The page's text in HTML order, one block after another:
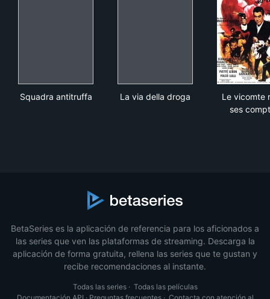
Squadra antitruffa La via della droga
Le vicomte
ses
BetaSeries es la aplicación de referencia para los aficionados a
las series que ven las plataformas de streaming. Descarga la
aplicación de forma gratuita, rellena las series que te gustan y
recibe recomendaciones al instante.
Todas las series· Todas las películas
Documentación API · Preguntas frecuentes· Contacta con atención al